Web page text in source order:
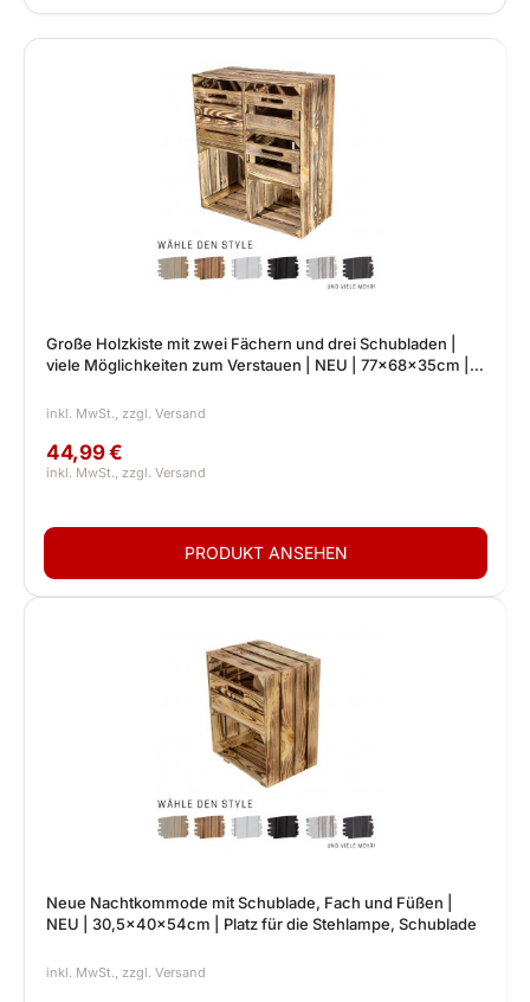
Große Holzkiste mit zwei Fächern und drei Schubladen |
viele Möglichkeiten zum Verstauen | NEU | 77x68x35cm |
44,99 €
Neue Nachtkommode mit Schublade, Fach und Füßen |
NEU | 30,5x40x54cm | Platz für die Stehlampe, Schublade